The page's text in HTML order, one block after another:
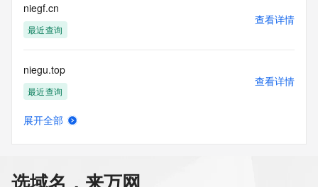
niegf.cn
最近查询
查看详情
niegu.top
最近查询
查看详情
展开全部
选域名，来万网